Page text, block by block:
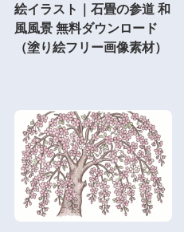
絵イラスト｜石畳の参道 和
風風景 無料ダウンロード
（塗り絵フリー画像素材）